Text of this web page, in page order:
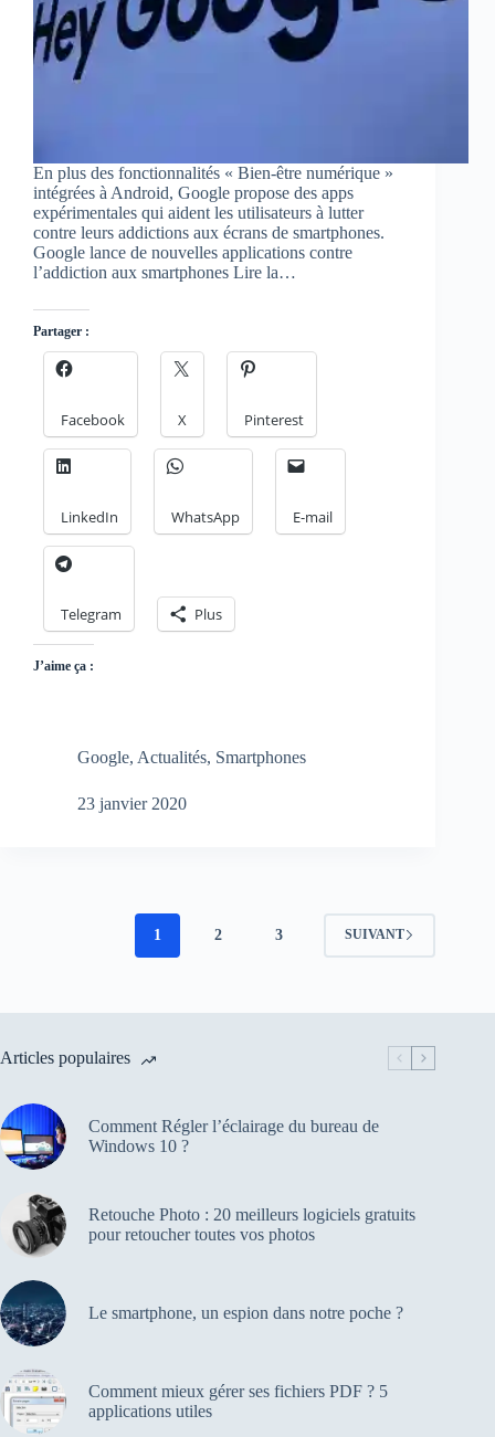
En plus des fonctionnalités « Bien-être numérique »
intégrées à Android, Google propose des apps
expérimentales qui aident les utilisateurs à lutter
contre leurs addictions aux écrans de smartphones.
Google lance de nouvelles applications contre
l’addiction aux smartphones Lire la…
Partager :
Facebook X Pinterest
LinkedIn WhatsApp E-mail
Telegram Plus
J’aime ça :
Google, Actualités, Smartphones
23 janvier 2020
1 2 3 SUIVANT
Articles populaires
Comment Régler l’éclairage du bureau de
Windows 10 ?
Retouche Photo : 20 meilleurs logiciels gratuits
pour retoucher toutes vos photos
Le smartphone, un espion dans notre poche ?
Comment mieux gérer ses fichiers PDF ? 5
applications utiles